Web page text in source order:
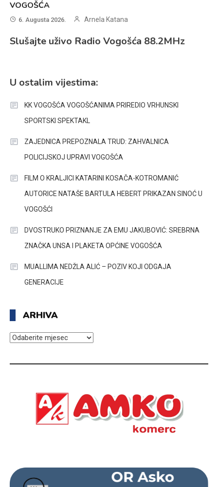
VOGOŠĆA
6. Augusta 2026. Arnela Katana
Slušajte uživo Radio Vogošća 88.2MHz
U ostalim vijestima:
KK VOGOŠĆA VOGOŠĆANIMA PRIREDIO VRHUNSKI
SPORTSKI SPEKTAKL
ZAJEDNICA PREPOZNALA TRUD: ZAHVALNICA
POLICIJSKOJ UPRAVI VOGOŠĆA
FILM O KRALJICI KATARINI KOSAČA-KOTROMANIĆ
AUTORICE NATAŠE BARTULA HEBERT PRIKAZAN SINOĆ U
VOGOŠĆI
DVOSTRUKO PRIZNANJE ZA EMU JAKUBOVIĆ: SREBRNA
ZNAČKA UNSA I PLAKETA OPĆINE VOGOŠĆA
MUALLIMA NEDŽLA ALIĆ – POZIV KOJI ODGAJA
GENERACIJE
ARHIVA
ARHIVA